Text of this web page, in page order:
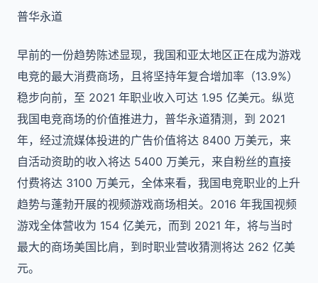
普华永道
早前的一份趋势陈述显现，我国和亚太地区正在成为游戏
电竞的最大消费商场，且将坚持年复合增加率（13.9%）
稳步向前，至 2021 年职业收入可达 1.95 亿美元。纵览
我国电竞商场的价值推进力，普华永道猜测，到 2021
年，经过流媒体投进的广告价值将达 8400 万美元，来
自活动资助的收入将达 5400 万美元，来自粉丝的直接
付费将达 3100 万美元，全体来看，我国电竞职业的上升
趋势与蓬勃开展的视频游戏商场相关。2016 年我国视频
游戏全体营收为 154 亿美元，而到 2021 年，将与当时
最大的商场美国比肩，到时职业营收猜测将达 262 亿美
元。